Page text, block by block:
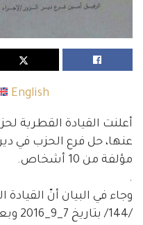
English
أعلنت القيادة القطرية
عنها، حل فرع الحزب في
مؤلفة من 10 أشخاص.
.
وجاء في البيان أنّ
/144/